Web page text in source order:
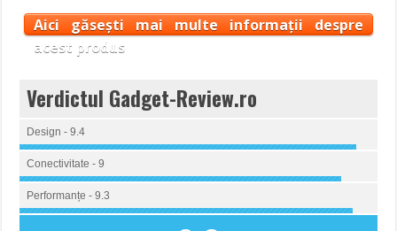
Aici găsești mai multe informații despre
acest produs
Verdictul Gadget-Review.ro
Design - 9.4
Conectivitate - 9
Performanțe - 9.3